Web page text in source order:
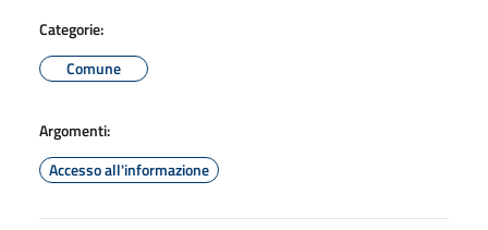
Categorie:
Comune
Argomenti:
Accesso all'informazione